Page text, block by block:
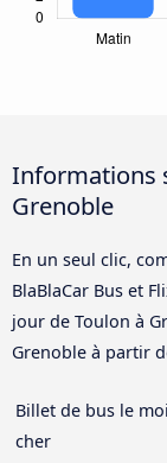
Informations
Grenoble
En un seul clic,
BlaBlaCar Bus et
jour de Toulon à
Grenoble à partir
Billet de bus le
cher